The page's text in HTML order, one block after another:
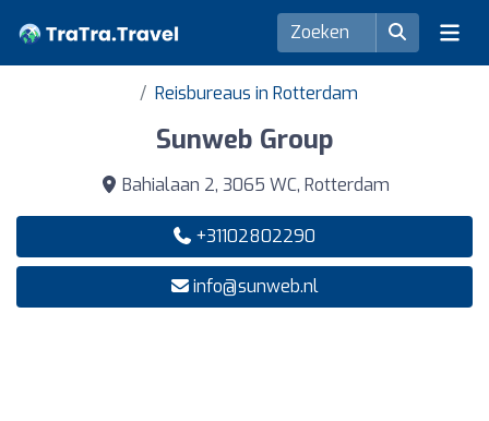
Reisbureaus in Rotterdam
Sunweb Group
Bahialaan 2, 3065 WC, Rotterdam
+31102802290
info@sunweb.nl